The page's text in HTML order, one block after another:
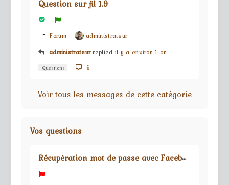
Question sur fil 1.9
Forum
administrateur
administrateur replied il y a environ 1 an
Questions 6
Voir tous les messages de cette catégorie
Vos questions
R
écupération mot de passe avec Facebook